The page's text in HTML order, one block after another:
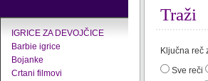
IGRICE ZA DEVOJČICE
Barbie igrice
Bojanke
Crtani filmovi
Traži
Ključna reč
Sve reči